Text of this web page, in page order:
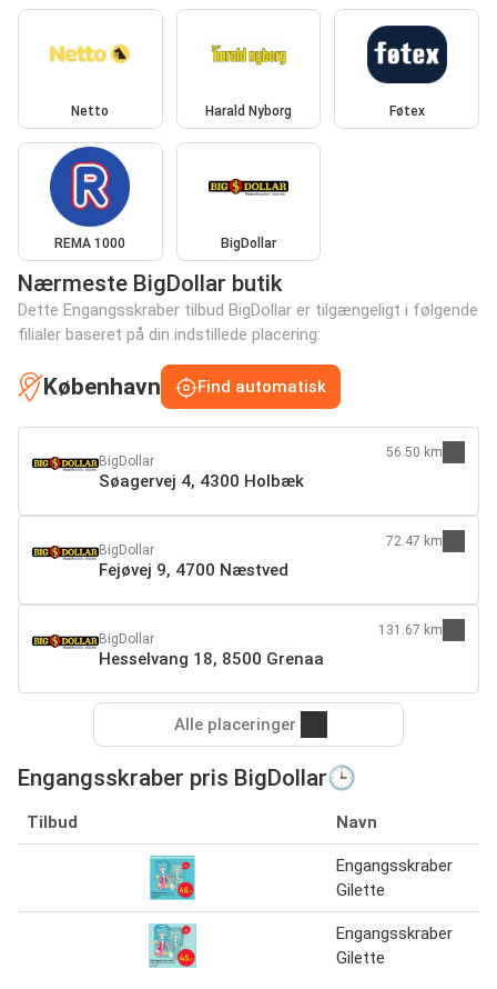
Netto Harald Nyborg Føtex
REMA 1000 BigDollar
Nærmeste BigDollar butik
Dette Engangsskraber tilbud BigDollar er tilgængeligt i følgende
filialer baseret på din indstillede placering:
København Find automatisk
BigDollar
Søagervej 4, 4300 Holbæk
56.50 km
BigDollar
Fejøvej 9, 4700 Næstved
72.47 km
BigDollar
Hesselvang 18, 8500 Grenaa
131.67 km
Alle placeringer
Engangsskraber pris BigDollar🕒
Tilbud Navn
Engangsskraber
Gilette
Engangsskraber
Gilette